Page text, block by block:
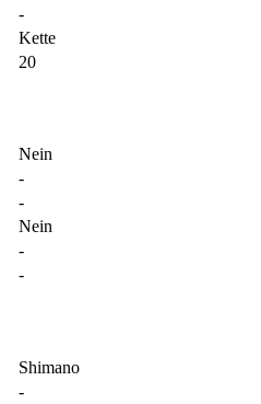
-
Kette
20
Nein
-
-
Nein
-
-
Shimano
-